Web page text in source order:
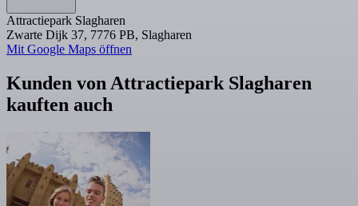
Attractiepark Slagharen
Zwarte Dijk 37, 7776 PB, Slagharen
Mit Google Maps öffnen
Kunden von Attractiepark Slagharen
kauften auch